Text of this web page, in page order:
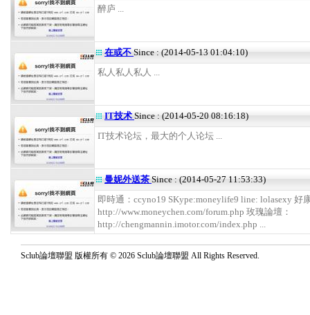
醉庐 ...
在或不 Since : (2014-05-13 01:04:10)
私人私人私人 ...
IT技术Since : (2014-05-20 08:16:18)
IT技术论坛，最大的个人论坛 ...
曼妮外送茶 Since : (2014-05-27 11:53:33)
即時通：ccyno19 SKype:moneylife9 line: lolasexy 好
http://www.moneychen.com/forum.php 玫瑰論壇：
http://chengmannin.imotor.com/index.php ...
Sclub論壇聯盟 版權所有 © 2026 Sclub論壇聯盟 All Rights Reserved.